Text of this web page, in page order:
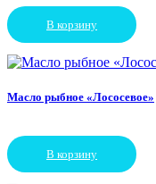
В корзину
Масло рыбное «Лососевое»
В корзину